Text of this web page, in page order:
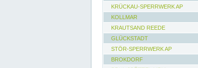
KRÜCKAU-SPERRWERK AP
KOLLMAR
KRAUTSAND REEDE
GLÜCKSTADT
STÖR-SPERRWERK AP
BROKDORF